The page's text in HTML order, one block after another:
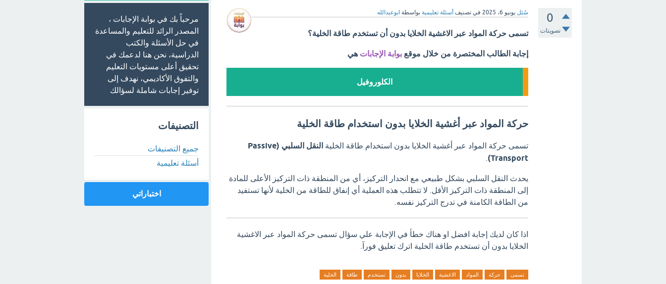
0
تصويتات
سُئل يونيو 6، 2025 في تصنيف أسئلة تعليمية بواسطة ابوعبدالله
تسمى حركة المواد عبر الاغشية الخلايا بدون أن تستخدم طاقة الخلية؟
إجابة الطالب المختصرة من خلال موقع بوابة الإجابات هي
الكلوروفيل
حركة المواد عبر أغشية الخلايا بدون استخدام طاقة الخلية
تسمى حركة المواد عبر أغشية الخلايا بدون استخدام طاقة الخلية
النقل السلبي (Passive
Transport)
يحدث النقل السلبي بشكل طبيعي مع انحدار التركيز، أي من المنطقة ذات التركيز الأعلى للمادة
إلى المنطقة ذات التركيز الأقل. لا تتطلب هذه العملية أي إنفاق للطاقة من الخلية لأنها تستفيد
من الطاقة الكامنة في تدرج التركيز نفسه.
اذا كان لديك إجابة افضل او هناك خطأ في الإجابة علي سؤال تسمى حركة المواد عبر الاغشية
الخلايا بدون أن تستخدم طاقة الخلية اترك تعليق فورآ.
تسمى حركة المواد الاغشية الخلايا بدون تستخدم طاقة الخلية
مرحباً بك في بوابة الإجابات ،
المصدر الرائد للتعليم والمساعدة
في حل الأسئلة والكتب
الدراسية، نحن هنا لدعمك في
تحقيق أعلى مستويات التعليم
والتفوق الأكاديمي، نهدف إلى
توفير إجابات شاملة لسؤالك
التصنيفات
جميع التصنيفات
أسئلة تعليمية
اختباراتي